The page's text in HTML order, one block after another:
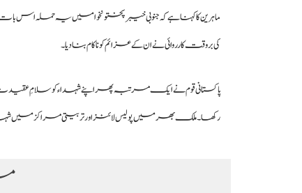
ماہرین کا کہنا ہے کہ جنوبی خیبرپختونخوا میں یہ حملہ اس بات
کی بروقت کارروائی نے ان کے عزائم کو ناکام بنا دیا۔
پاکستانی قوم نے ایک مرتبہ پھر اپنے شہداء کو سلامِ
رکھا۔ ملک بھر میں پولیس لائنز اور تربیتی مراکز میں